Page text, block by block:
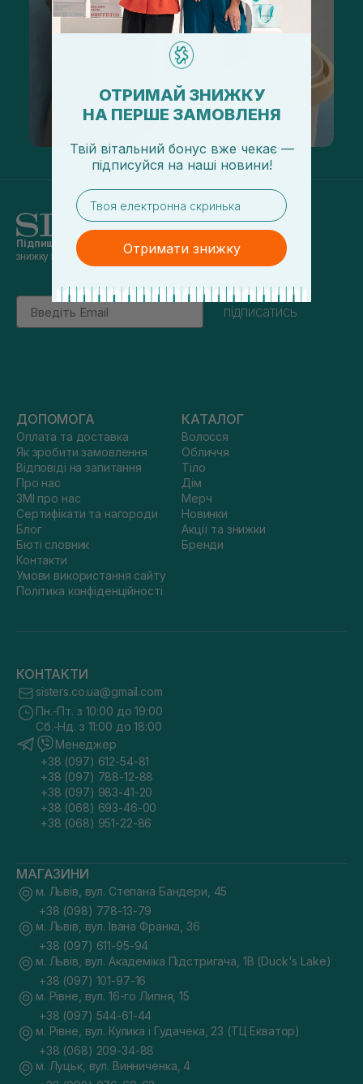
Підпишись на наші новинита отримуй
знижку 5% на перше замовлення
Email
підписатись
ДОПОМОГА
Оплата та доставка
Як зробити замовлення
Відповіді на запитання
Про нас
ЗМІ про нас
Сертифікати та нагороди
Блог
Бюті словник
Контакти
Умови використання сайту
Політика конфіденційності
КАТАЛОГ
Волосся
Обличчя
Тіло
Дім
Мерч
Новинки
Акції та знижки
Бренди
КОНТАКТИ
sisters.co.ua@gmail.com
Пн.-Пт. з 10:00 до 19:00
Сб.-Нд. з 11:00 до 18:00
Менеджер
+38 (097) 612-54-81
+38 (097) 788-12-88
+38 (097) 983-41-20
+38 (068) 693-46-00
+38 (068) 951-22-86
МАГАЗИНИ
м. Львів, вул. Степана Бандери, 45
+38 (098) 778-13-79
м. Львів, вул. Івана Франка, 36
+38 (097) 611-95-94
м. Львів, вул. Академіка Підстригача, 1В (Duck's Lake)
+38 (097) 101-97-16
м. Рівне, вул. 16-го Липня, 15
+38 (097) 544-61-44
м. Рівне, вул. Кулика і Гудачека, 23 (ТЦ Екватор)
+38 (068) 209-34-88
м. Луцьк, вул. Винниченка, 4
ОТРИМАЙ ЗНИЖКУ
НА ПЕРШЕ ЗАМОВЛЕНЯ
Твій вітальний бонус вже чекає —
підписуйся на наші новини!
email
Отримати знижку